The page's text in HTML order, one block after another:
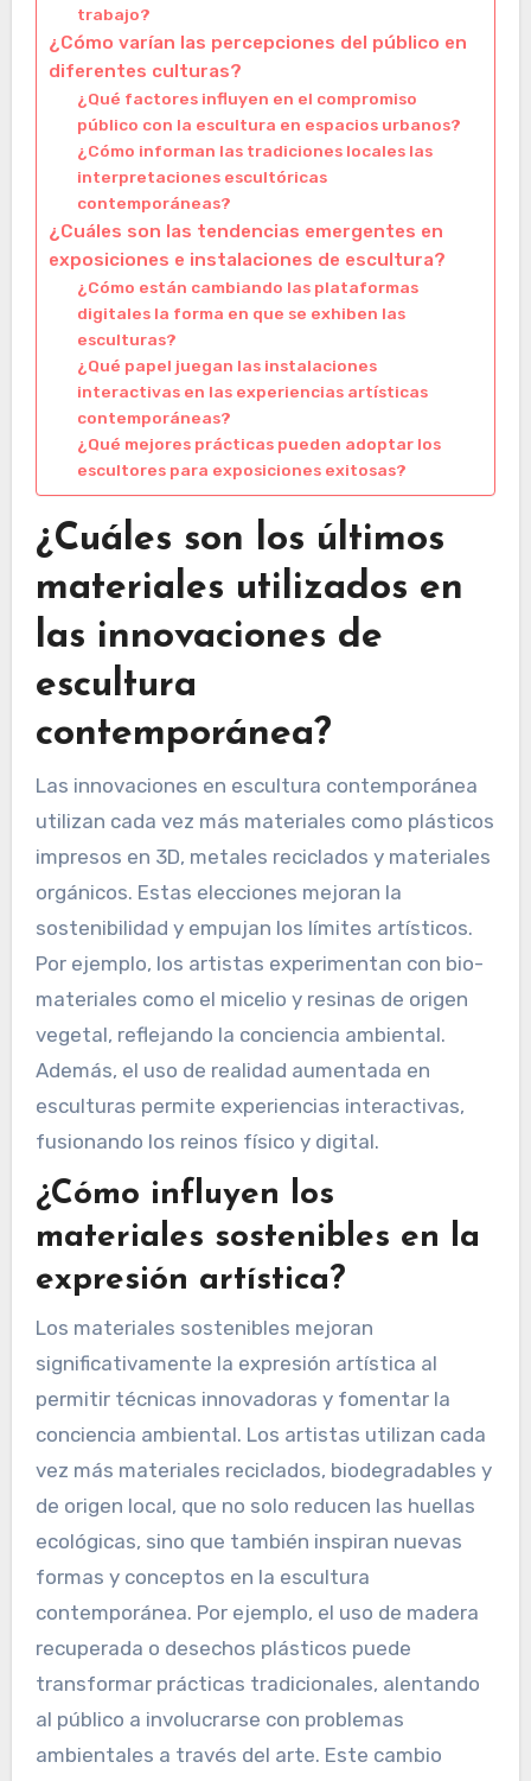
trabajo?
¿Cómo varían las percepciones del público en
diferentes culturas?
¿Qué factores influyen en el compromiso
público con la escultura en espacios urbanos?
¿Cómo informan las tradiciones locales las
interpretaciones escultóricas
contemporáneas?
¿Cuáles son las tendencias emergentes en
exposiciones e instalaciones de escultura?
¿Cómo están cambiando las plataformas
digitales la forma en que se exhiben las
esculturas?
¿Qué papel juegan las instalaciones
interactivas en las experiencias artísticas
contemporáneas?
¿Qué mejores prácticas pueden adoptar los
escultores para exposiciones exitosas?
¿Cuáles son los últimos
materiales utilizados en
las innovaciones de
escultura
contemporánea?
Las innovaciones en escultura contemporánea
utilizan cada vez más materiales como plásticos
impresos en 3D, metales reciclados y materiales
orgánicos. Estas elecciones mejoran la
sostenibilidad y empujan los límites artísticos.
Por ejemplo, los artistas experimentan con bio-
materiales como el micelio y resinas de origen
vegetal, reflejando la conciencia ambiental.
Además, el uso de realidad aumentada en
esculturas permite experiencias interactivas,
fusionando los reinos físico y digital.
¿Cómo influyen los
materiales sostenibles en la
expresión artística?
Los materiales sostenibles mejoran
significativamente la expresión artística al
permitir técnicas innovadoras y fomentar la
conciencia ambiental. Los artistas utilizan cada
vez más materiales reciclados, biodegradables y
de origen local, que no solo reducen las huellas
ecológicas, sino que también inspiran nuevas
formas y conceptos en la escultura
contemporánea. Por ejemplo, el uso de madera
recuperada o desechos plásticos puede
transformar prácticas tradicionales, alentando
al público a involucrarse con problemas
ambientales a través del arte. Este cambio